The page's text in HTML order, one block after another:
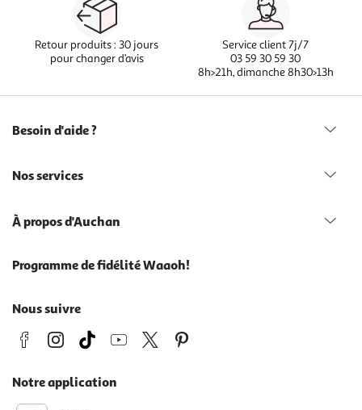
Retour produits : 30 jours
pour changer d’avis
Service client 7j/7
03 59 30 59 30
8h>21h, dimanche 8h30>13h
Besoin d'aide ?
Nos services
À propos d'Auchan
Programme de fidélité Waaoh!
Nous suivre
Notre application